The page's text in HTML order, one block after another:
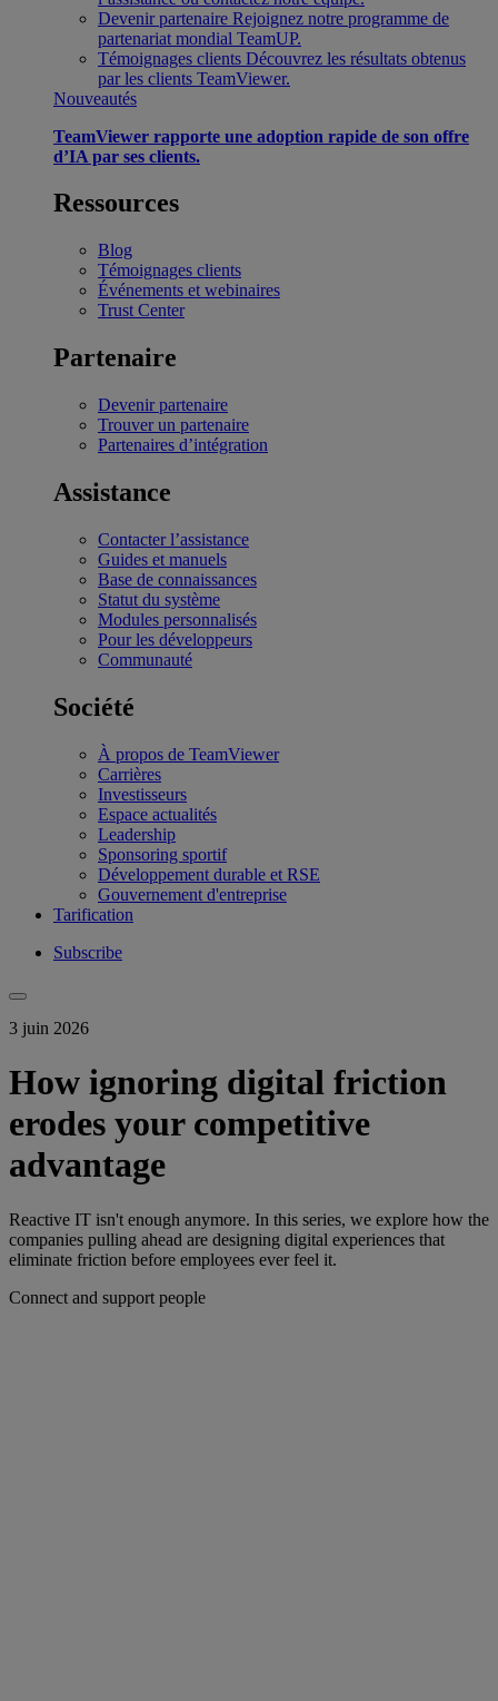
Devenir partenaire Rejoignez notre programme de
partenariat mondial TeamUP.
Témoignages clients Découvrez les résultats obtenus
par les clients TeamViewer.
Nouveautés
TeamViewer rapporte une adoption rapide de son offre
d’IA par ses clients.
Ressources
Blog
Témoignages clients
Événements et webinaires
Trust Center
Partenaire
Devenir partenaire
Trouver un partenaire
Partenaires d’intégration
Assistance
Contacter l’assistance
Guides et manuels
Base de connaissances
Statut du système
Modules personnalisés
Pour les développeurs
Communauté
Société
À propos de TeamViewer
Carrières
Investisseurs
Espace actualités
Leadership
Sponsoring sportif
Développement durable et RSE
Gouvernement d'entreprise
Tarification
Subscribe
3 juin 2026
How ignoring digital friction
erodes your competitive
advantage
Reactive IT isn't enough anymore. In this series, we explore how the
companies pulling ahead are designing digital experiences that
eliminate friction before employees ever feel it.
Connect and support people